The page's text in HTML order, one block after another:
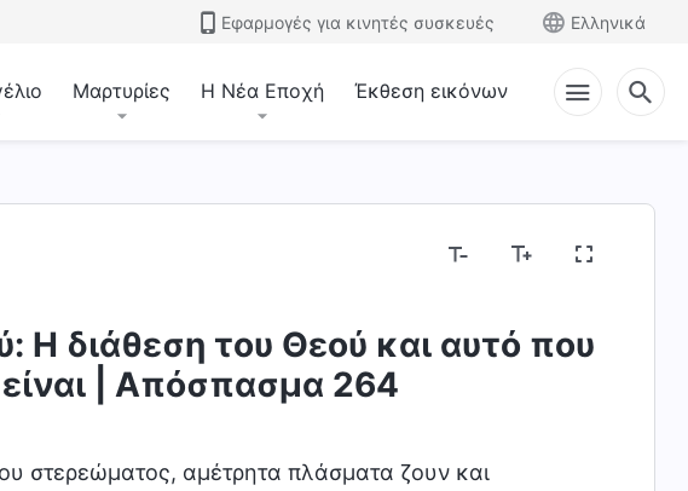
Εφαρμογές για κινητές συσκευές Ελληνικά
Μαρτυρίες Η Νέα Εποχή Έκθεση εικόνων
τη Βίβλο Εκθέτοντας τις θρησκευτικές αντιλήψεις
Η διάθεση του Θεού και αυτό που
είναι | Απόσπασμα 264
στερεώματος, αμέτρητα πλάσματα ζουν και